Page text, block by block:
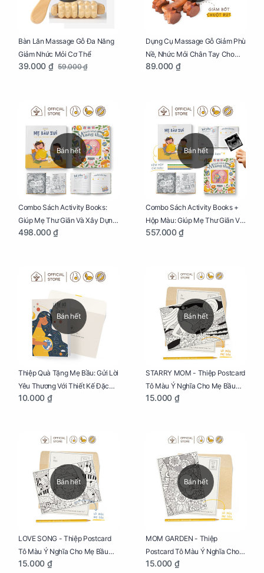
Bàn Lăn Massage Gỗ Đa Năng
Giảm Nhức Mỏi Cơ Thể
39.000 ₫ 59.000 ₫
Dụng Cụ Massage Gỗ Giảm Phù
Nề, Nhức Mỏi Chân Tay Cho
Mẹ Bầu
89.000 ₫
Bán hết
Combo Sách Activity Books:
Giúp Mẹ Thư Giãn Và Xây Dựng
Thai Kỳ Chu Đáo
498.000 ₫
Bán hết
Combo Sách Activity Books +
Hộp Màu: Giúp Mẹ Thư Giãn Và
Xây Dựng Thai Kỳ Chu Đáo
557.000 ₫
Bán hết
Thiệp Quà Tặng Mẹ Bầu: Gửi Lời
Yêu Thương Với Thiết Kế Đặc
Biệt Dành Riêng Cho Mẹ Bầu
10.000 ₫
Bán hết
STARRY MOM - Thiệp Postcard
Tô Màu Ý Nghĩa Cho Mẹ Bầu
Sáng Tạo, Thư Giãn Và Hạnh
15.000 ₫
Bán hết
LOVE SONG - Thiệp Postcard
Tô Màu Ý Nghĩa Cho Mẹ Bầu
Sáng Tạo, Thư Giãn Và Hạnh
15.000 ₫
Bán hết
MOM GARDEN - Thiệp
Postcard Tô Màu Ý Nghĩa Cho
Mẹ Bầu Sáng Tạo, Thư Giãn Và
15.000 ₫